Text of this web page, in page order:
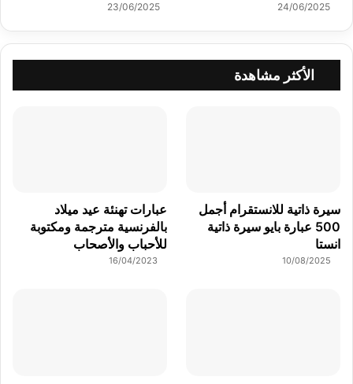
24/06/2025
23/06/2025
الأكثر مشاهدة
سيرة ذاتية للانستقرام أجمل
500 عبارة بايو سيرة ذاتية
انستا
10/08/2025
عبارات تهنئة عيد ميلاد
بالفرنسية مترجمة ومكتوبة
للأحباب والأصحاب
16/04/2023